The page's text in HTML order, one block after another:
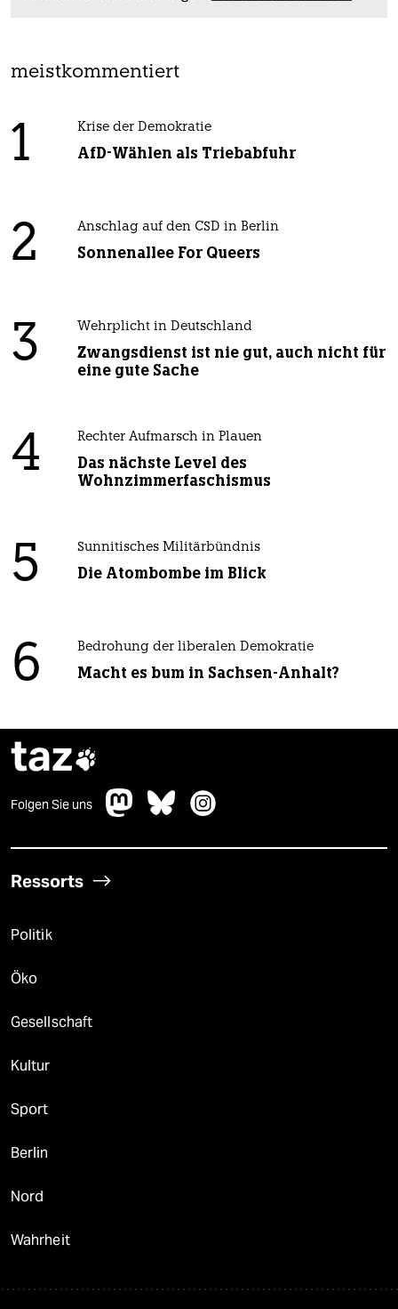
meistkommentiert
1 Krise der Demokratie
AfD-Wählen als Triebabfuhr
2 Anschlag auf den CSD in Berlin
Sonnenallee For Queers
3 Wehrplicht in Deutschland
Zwangsdienst ist nie gut, auch nicht für
eine gute Sache
4 Rechter Aufmarsch in Plauen
Das nächste Level des
Wohnzimmerfaschismus
5 Sunnitisches Militärbündnis
Die Atombombe im Blick
6 Bedrohung der liberalen Demokratie
Macht es bum in Sachsen-Anhalt?
taz
Folgen Sie uns
Ressorts
Politik
Öko
Gesellschaft
Kultur
Sport
Berlin
Nord
Wahrheit